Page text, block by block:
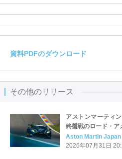
資料PDFのダウンロード
その他のリリース
アストンマーティ
終盤戦のロード・ア
Aston Martin Japan
2026年07月31日